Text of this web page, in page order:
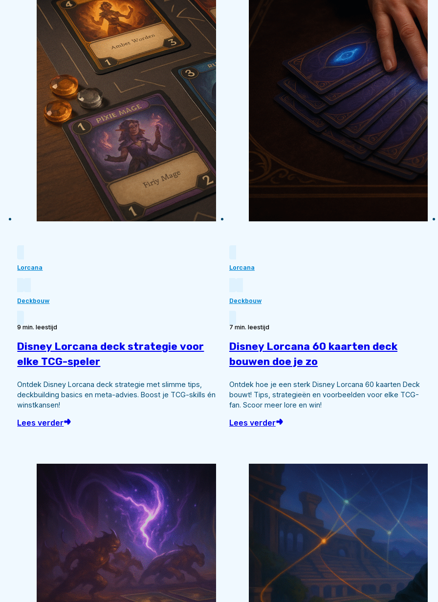
Lorcana
Deckbouw
9 min. leestijd
Disney Lorcana deck strategie voor
elke TCG-speler
Ontdek Disney Lorcana deck strategie met slimme tips,
deckbuilding basics en meta-advies. Boost je TCG-skills én
winstkansen!
Lees verder
Lorcana
Deckbouw
7 min. leestijd
Disney Lorcana 60 kaarten deck
bouwen doe je zo
Ontdek hoe je een sterk Disney Lorcana 60 kaarten Deck
bouwt! Tips, strategieën en voorbeelden voor elke TCG-
fan. Scoor meer lore en win!
Lees verder